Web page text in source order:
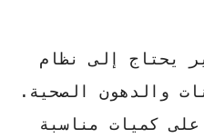
يحتاج إلى نظام
والدهون الصحية.
كميات مناسبة